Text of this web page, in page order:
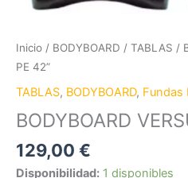
Inicio / BODYBOARD / TABLAS /
PE 42”
TABLAS, BODYBOARD, Fundas
BODYBOARD
129,00 €
Disponibilidad: 1 disponibles